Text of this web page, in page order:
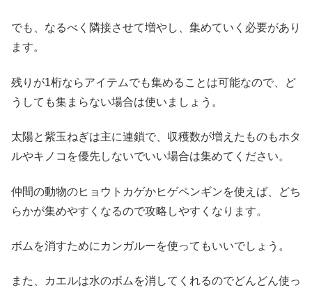
でも、なるべく隣接させて増やし、集めていく必要があり
ます。
残りが1桁ならアイテムでも集めることは可能なので、ど
うしても集まらない場合は使いましょう。
太陽と紫玉ねぎは主に連鎖で、収穫数が増えたものもホタ
ルやキノコを優先しないでいい場合は集めてください。
仲間の動物のヒョウトカゲかヒゲペンギンを使えば、どち
らかが集めやすくなるので攻略しやすくなります。
ボムを消すためにカンガルーを使ってもいいでしょう。
また、カエルは水のボムを消してくれるのでどんどん使っ